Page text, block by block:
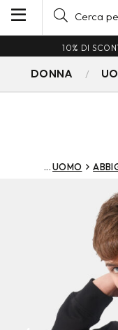
10% DI
DONNA
UOMO